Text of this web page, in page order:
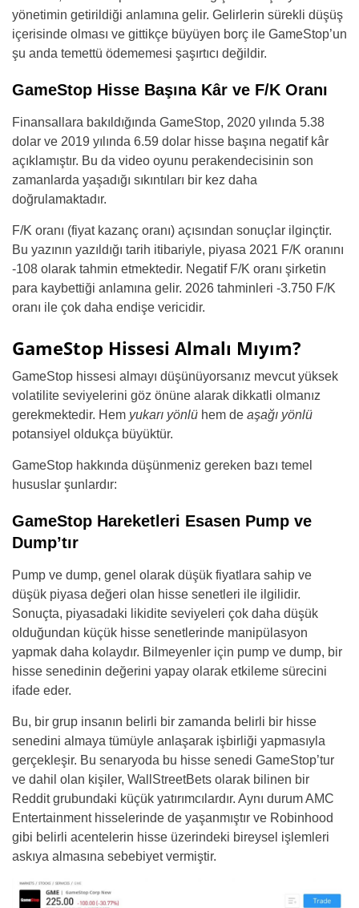
yönetimin getirildiği anlamına gelir. Gelirlerin sürekli düşüş
içerisinde olması ve gittikçe büyüyen borç ile GameStop’un
şu anda temettü ödememesi şaşırtıcı değildir.
GameStop Hisse Başına Kâr ve F/K Oranı
Finansallara bakıldığında GameStop, 2020 yılında 5.38
dolar ve 2019 yılında 6.59 dolar hisse başına negatif kâr
açıklamıştır. Bu da video oyunu perakendecisinin son
zamanlarda yaşadığı sıkıntıları bir kez daha
doğrulamaktadır.
F/K oranı (fiyat kazanç oranı) açısından sonuçlar ilginçtir.
Bu yazının yazıldığı tarih itibariyle, piyasa 2021 F/K oranını
-108 olarak tahmin etmektedir. Negatif F/K oranı şirketin
para kaybettiği anlamına gelir. 2026 tahminleri -3.750 F/K
oranı ile çok daha endişe vericidir.
GameStop Hissesi Almalı Mıyım?
GameStop hissesi almayı düşünüyorsanız mevcut yüksek
volatilite seviyelerini göz önüne alarak dikkatli olmanız
gerekmektedir. Hem yukarı yönlü hem de aşağı yönlü
potansiyel oldukça büyüktür.
GameStop hakkında düşünmeniz gereken bazı temel
hususlar şunlardır:
GameStop Hareketleri Esasen Pump ve
Dump’tır
Pump ve dump, genel olarak düşük fiyatlara sahip ve
düşük piyasa değeri olan hisse senetleri ile ilgilidir.
Sonuçta, piyasadaki likidite seviyeleri çok daha düşük
olduğundan küçük hisse senetlerinde manipülasyon
yapmak daha kolaydır. Bilmeyenler için pump ve dump, bir
hisse senedinin değerini yapay olarak etkileme sürecini
ifade eder.
Bu, bir grup insanın belirli bir zamanda belirli bir hisse
senedini almaya tümüyle anlaşarak işbirliği yapmasıyla
gerçekleşir. Bu senaryoda bu hisse senedi GameStop’tur
ve dahil olan kişiler, WallStreetBets olarak bilinen bir
Reddit grubundaki küçük yatırımcılardır. Aynı durum AMC
Entertainment hisselerinde de yaşanmıştır ve Robinhood
gibi belirli acentelerin hisse üzerindeki bireysel işlemleri
askıya almasına sebebiyet vermiştir.